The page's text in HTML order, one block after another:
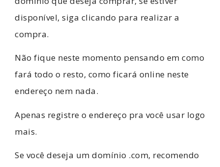
disponível, siga clicando para realizar a
compra.
Não fique neste momento pensando em como
fará todo o resto, como ficará online neste
endereço nem nada.
Apenas registre o endereço pra você usar logo
mais.
Se você deseja um domínio .com, recomendo